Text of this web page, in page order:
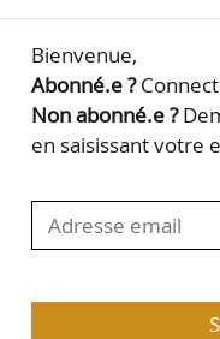
l’accès à l’emploi,
Bienvenue,
Abonné.e ?
Non abonné.e ?
en saisissant votre